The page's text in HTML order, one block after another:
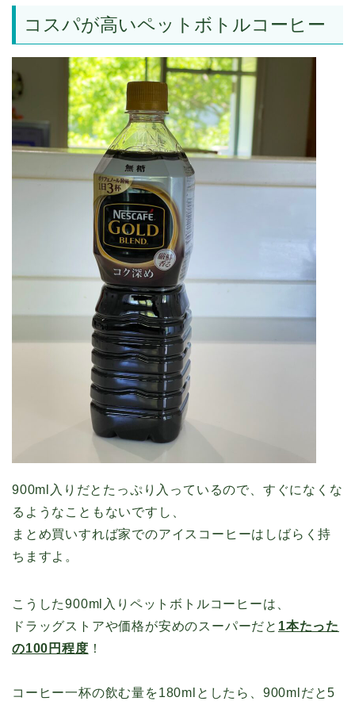
コスパが高いペットボトルコーヒー
900ml入りだとたっぷり入っているので、すぐになくな
るようなこともないですし、
まとめ買いすれば家でのアイスコーヒーはしばらく持
ちますよ。
こうした900ml入りペットボトルコーヒーは、
ドラッグストアや価格が安めのスーパーだと 1本たった
の100円程度 ！
コーヒー一杯の飲む量を180mlとしたら、900mlだと5